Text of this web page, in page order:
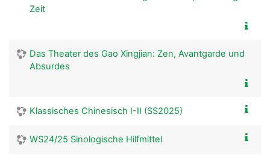
Zeit
Das Theater des Gao Xingjian: Zen, Avantgarde und
Absurdes
Klassisches Chinesisch I-II (SS2025)
WS24/25 Sinologische Hilfmittel